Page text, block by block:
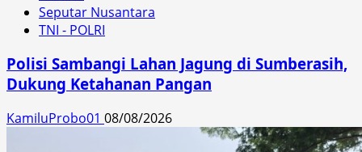
Seputar Nusantara
TNI - POLRI
Polisi Sambangi Lahan Jagung di Sumberasih,
Dukung Ketahanan Pangan
KamiluProbo01 08/08/2026